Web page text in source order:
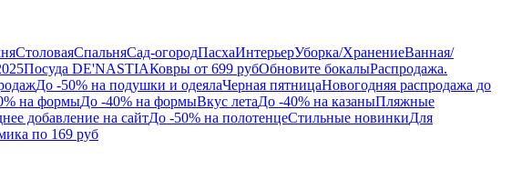
СтоловаяСпальняСад-огородПасхаИнтерьерУборка/ХранениеВанная/
Посуда DE'NASTIAКовры от 699 рубОбновите бокалыРаспродажа.
До -50% на подушки и одеялаЧерная пятницаНовогодняя распродажа до
на формыДо -40% на формыВкус летаДо -40% на казаныПляжные
добавление на сайтДо -50% на полотенцеСтильные новинкиДля
по 169 руб